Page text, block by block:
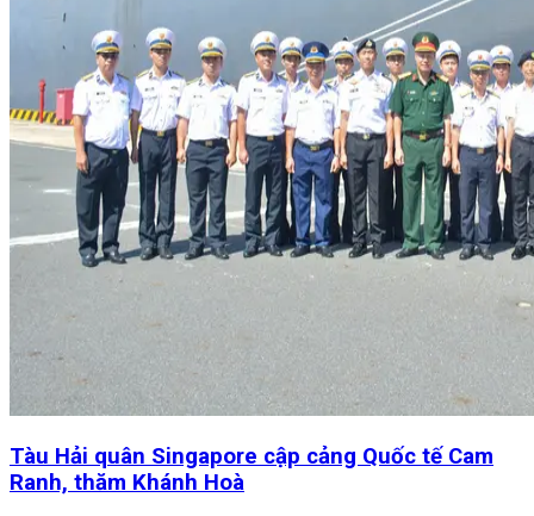
Tàu Hải quân Singapore cập cảng Quốc tế Cam
Ranh, thăm Khánh Hoà